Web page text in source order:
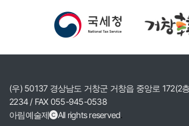
(우) 50137 경상남도 거창군 거창읍 중앙로 172(2
2234 / FAX 055-945-0538
아림예술제
All rights reserved.